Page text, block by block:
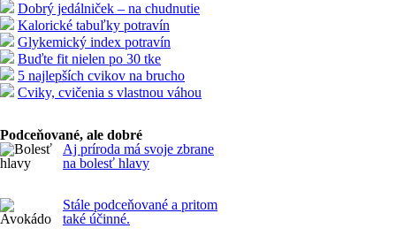
Dobrý jedálniček – na chudnutie
Kalorické tabuľky potravín
Glykemický index potravín
Buďte fit nielen po 30 tke
5 najlepších cvikov na brucho
Cviky, cvičenia s vlastnou váhou
Podceňované, ale dobré
Aj príroda má svoje zbrane
na bolesť hlavy
Stále podceňované a pritom
také účinné.